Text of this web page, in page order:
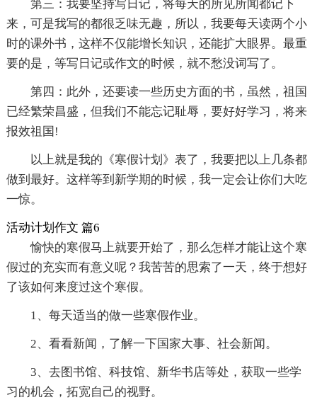
第三：我要坚持写日记，将每天的所见所闻都记下
来，可是我写的都很乏味无趣，所以，我要每天读两个小
时的课外书，这样不仅能增长知识，还能扩大眼界。最重
要的是，等写日记或作文的时候，就不愁没词写了。
第四：此外，还要读一些历史方面的书，虽然，祖国
已经繁荣昌盛，但我们不能忘记耻辱，要好好学习，将来
报效祖国!
以上就是我的《寒假计划》表了，我要把以上几条都
做到最好。这样等到新学期的时候，我一定会让你们大吃
一惊。
活动计划作文 篇6
愉快的寒假马上就要开始了，那么怎样才能让这个寒
假过的充实而有意义呢？我苦苦的思索了一天，终于想好
了该如何来度过这个寒假。
1、每天适当的做一些寒假作业。
2、看看新闻，了解一下国家大事、社会新闻。
3、去图书馆、科技馆、新华书店等处，获取一些学
习的机会，拓宽自己的视野。